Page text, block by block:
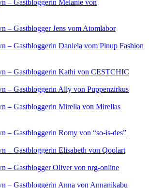
– Gastbloggerin Melanie von
– Gastblogger Jens vom Atomlabor
– Gastbloggerin Daniela vom Pinup Fashion
– Gastbloggerin Kathi von CESTCHIC
– Gastbloggerin Ally von Puppenzirkus
– Gastbloggerin Mirella von Mirellas
– Gastbloggerin Romy von “so-is-des”
– Gastbloggerin Elisabeth von Qoolart
– Gastblogger Oliver von nrg-online
– Gastbloggerin Anna von Annanikabu